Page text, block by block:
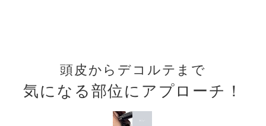
頭皮からデコルテまで
気になる部位にアプローチ！